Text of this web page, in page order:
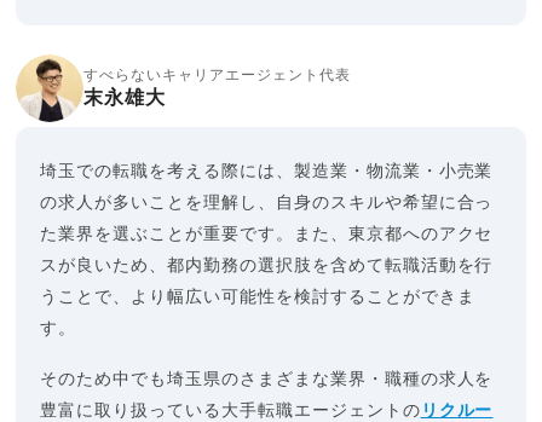
すべらないキャリアエージェント代表
末永雄大
埼玉での転職を考える際には、製造業・物流業・小売業
の求人が多いことを理解し、自身のスキルや希望に合っ
た業界を選ぶことが重要です。また、東京都へのアクセ
スが良いため、都内勤務の選択肢を含めて転職活動を行
うことで、より幅広い可能性を検討することができま
す。
そのため中でも埼玉県のさまざまな業界・職種の求人を
豊富に取り扱っている大手転職エージェントの リクルー